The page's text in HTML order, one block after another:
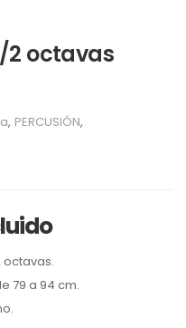
2 octavas
, PERCUSIÓN,
octavas.
79 a 94 cm.